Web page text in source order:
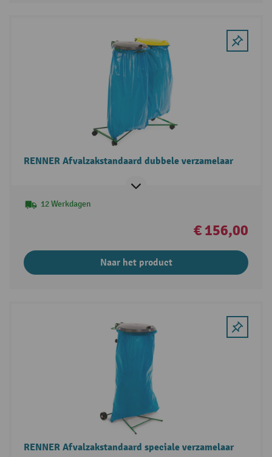
RENNER Afvalzakstandaard dubbele verzamelaar
12 Werkdagen
€ 156,00
Naar het product
RENNER Afvalzakstandaard speciale verzamelaar